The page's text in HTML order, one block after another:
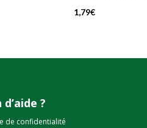
1,79€
?
de confidentialité